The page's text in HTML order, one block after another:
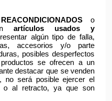
REACONDICIONADOS o
artículos usados y
algún tipo de falla,
accesorios y/o parte
posibles desperfectos
se ofrecen a un
destacar que se venden
no será posible ejercer el
o al retracto, ya que son